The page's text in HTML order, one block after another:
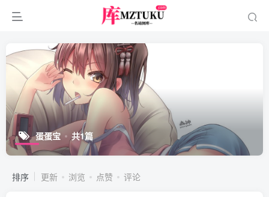
蛋蛋宝 共1篇
排序 更新 浏览 点赞 评论